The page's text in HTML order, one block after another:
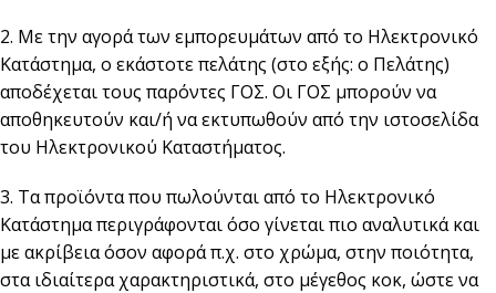
2. Με την αγορά των εμπορευμάτων από το Ηλεκτρονικό
Κατάστημα, ο εκάστοτε πελάτης (στο εξής: ο Πελάτης)
αποδέχεται τους παρόντες ΓΟΣ. Οι ΓΟΣ μπορούν να
αποθηκευτούν και/ή να εκτυπωθούν από την ιστοσελίδα
του Ηλεκτρονικού Καταστήματος.
3. Τα προϊόντα που πωλούνται από το Ηλεκτρονικό
Κατάστημα περιγράφονται όσο γίνεται πιο αναλυτικά και
με ακρίβεια όσον αφορά π.χ. στο χρώμα, στην ποιότητα,
στα ιδιαίτερα χαρακτηριστικά, στο μέγεθος κοκ, ώστε να